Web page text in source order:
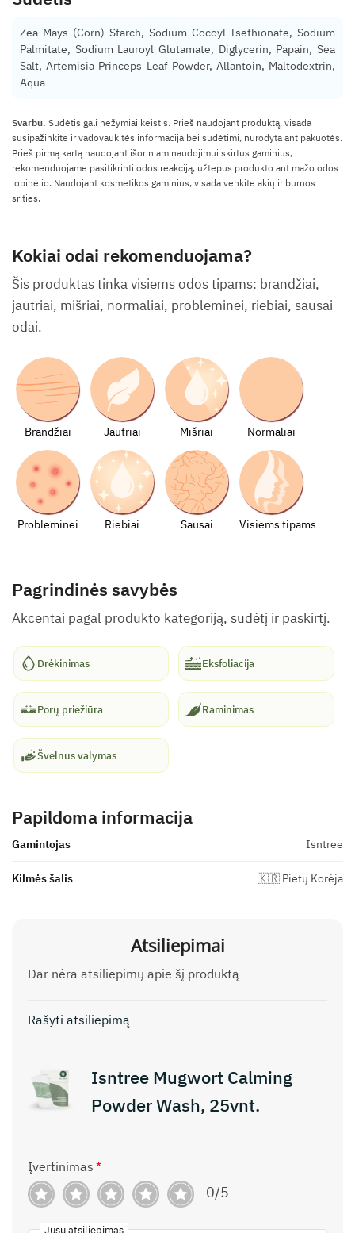
Zea Mays (Corn) Starch, Sodium Cocoyl Isethionate, Sodium
Palmitate, Sodium Lauroyl Glutamate, Diglycerin, Papain, Sea
Salt, Artemisia Princeps Leaf Powder, Allantoin, Maltodextrin,
Aqua
Svarbu. Sudėtis gali nežymiai keistis. Prieš naudojant produktą, visada
susipažinkite ir vadovaukitės informacija bei sudėtimi, nurodyta ant pakuotės.
Prieš pirmą kartą naudojant išoriniam naudojimui skirtus gaminius,
rekomenduojame pasitikrinti odos reakciją, užtepus produkto ant mažo odos
lopinėlio. Naudojant kosmetikos gaminius, visada venkite akių ir burnos
srities.
Kokiai odai rekomenduojama?
Šis produktas tinka visiems odos tipams: brandžiai,
jautriai, mišriai, normaliai, probleminei, riebiai, sausai
odai.
Brandžiai Jautriai Mišriai Normaliai
Probleminei Riebiai Sausai Visiems tipams
Pagrindinės savybės
Akcentai pagal produkto kategoriją, sudėtį ir paskirtį.
Drėkinimas Eksfoliacija
Porų priežiūra Raminimas
Švelnus valymas
Papildoma informacija
Gamintojas Isntree
Kilmės šalis 🇰🇷 Pietų Korėja
Atsiliepimai
Dar nėra atsiliepimų apie šį produktą
Rašyti atsiliepimą
Isntree Mugwort Calming
Powder Wash, 25vnt.
Įvertinimas *
0/5
Jūsų atsiliepimas